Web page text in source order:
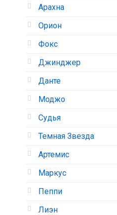
Арахна
Орион
Фокс
Джинджер
Данте
Моджо
Судья
Темная Звезда
Артемис
Маркус
Пеппи
Лиэн